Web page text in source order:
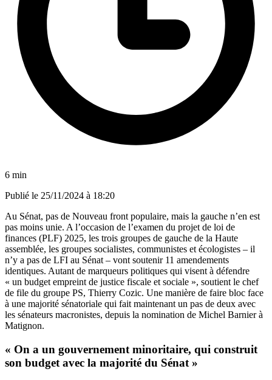
6 min
Publié le 25/11/2024 à 18:20
Au Sénat, pas de Nouveau front populaire, mais la gauche n’en est
pas moins unie. A l’occasion de l’examen du projet de loi de
finances (PLF) 2025, les trois groupes de gauche de la Haute
assemblée, les groupes socialistes, communistes et écologistes – il
n’y a pas de LFI au Sénat – vont soutenir 11 amendements
identiques. Autant de marqueurs politiques qui visent à défendre
« un budget empreint de justice fiscale et sociale », soutient le chef
de file du groupe PS, Thierry Cozic. Une manière de faire bloc face
à une majorité sénatoriale qui fait maintenant un pas de deux avec
les sénateurs macronistes, depuis la nomination de Michel Barnier à
Matignon.
« On a un gouvernement minoritaire, qui construit
son budget avec la majorité du Sénat »